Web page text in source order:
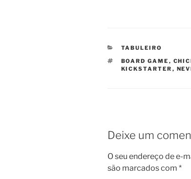
CATEGORIAS
TABULEIRO
TAGS
BOARD GAME ,
KICKSTARTER ,
Deixe um
O seu endereço de e-
são marcados com *